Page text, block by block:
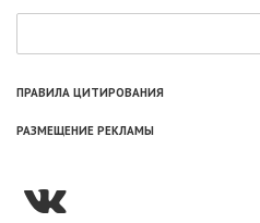
ПРАВИЛА ЦИТИРОВАНИЯ
РАЗМЕЩЕНИЕ РЕКЛАМЫ